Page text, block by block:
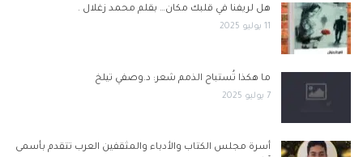
هل لريفنا في قلبك مكان… بقلم محمد زغلال .
11 يوليو 2025
ما هكذا تُستباح الذمم شعر: د.وصفي تيلخ
7 يوليو 2025
أسرة مجلس الكتاب والأدباء والمثقفين العرب تتقدم بأسمى